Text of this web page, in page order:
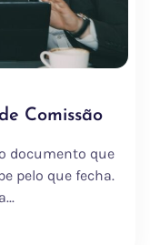
Comissão
documento que
pelo que fecha.